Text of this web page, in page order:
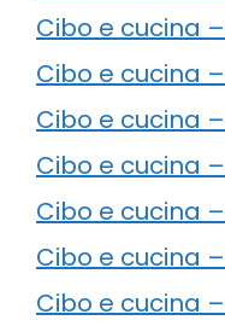
Cibo e cucina
Cibo e cucina
Cibo e cucina
Cibo e cucina
Cibo e cucina
Cibo e cucina
Cibo e cucina